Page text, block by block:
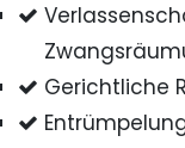
Gerichtliche